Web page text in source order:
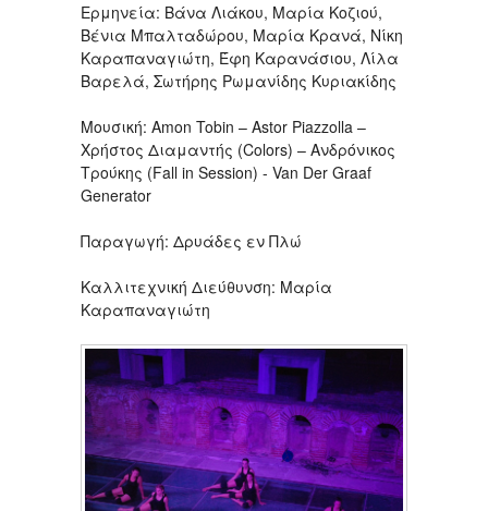
Ερμηνεία: Βάνα Λιάκου, Μαρία Κοζιού,
Βένια Μπαλταδώρου, Μαρία Κρανά, Νίκη
Καραπαναγιώτη, Έφη Καρανάσιου, Λίλα
Βαρελά, Σωτήρης Ρωμανίδης Κυριακίδης
Μουσική: Amon Tobin – Astor Piazzolla –
Χρήστος Διαμαντής (Colors) – Ανδρόνικος
Τρούκης (Fall in Session) - Van Der Graaf
Generator
Παραγωγή: Δρυάδες εν Πλώ
Καλλιτεχνική Διεύθυνση: Μαρία
Καραπαναγιώτη